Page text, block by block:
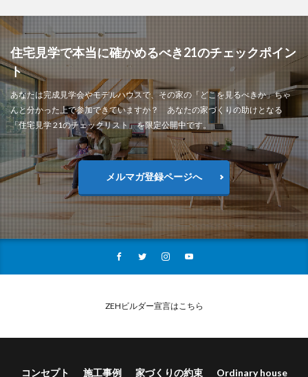
住宅見学で本当に確かめるべき21のチェックポイン
ト
あなたは完成見学会やモデルハウスで、その家の「どこを見るべきか」ちゃ
んと分かった上で参加できていますか？ あなたの家づくりの助けとなる
「住宅見学 21のチェックリスト」を限定公開中です。
メルマガ登録ページへ
ZEHビルダー宣言はこちら
コンセプト 施工事例 家づくりの約束 Ordinary house